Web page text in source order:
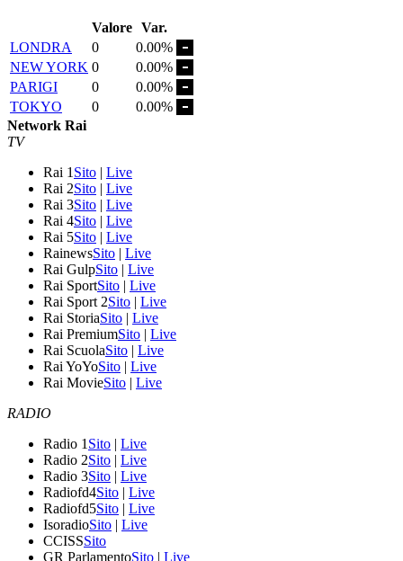
Valore Var.
LONDRA
0
0.00%
NEW YORK 0
0.00%
PARIGI
0
0.00%
TOKYO
0
0.00%
Network Rai
TV
Rai 1 Sito | Live
Rai 2Sito | Live
Rai 3Sito | Live
Rai 4Sito | Live
Rai 5Sito | Live
RainewsSito | Live
Rai GulpSito | Live
Rai SportSito | Live
Rai Sport 2Sito | Live
Rai StoriaSito | Live
Rai PremiumSito | Live
Rai ScuolaSito | Live
Rai YoYoSito | Live
Rai MovieSito | Live
RADIO
Radio 1 Sito | Live
Radio 2Sito | Live
Radio 3Sito | Live
Radiofd4Sito | Live
Radiofd5Sito | Live
IsoradioSito | Live
CCISSSito
GR ParlamentoSito | Live